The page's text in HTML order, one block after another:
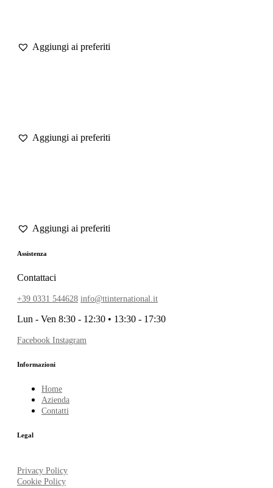
Assistenza
Contattaci
+39 0331 544628 info@ttinternational.it
Lun - Ven 8:30 - 12:30 • 13:30 - 17:30
Facebook Instagram
Informazioni
Home
Azienda
Contatti
Legal
Privacy Policy
Cookie Policy